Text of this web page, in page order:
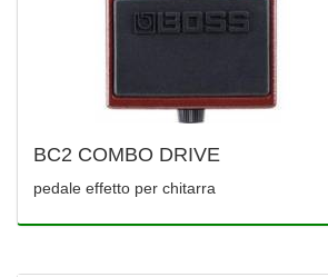
BC2 COMBO DRIVE
pedale effetto per chitarra